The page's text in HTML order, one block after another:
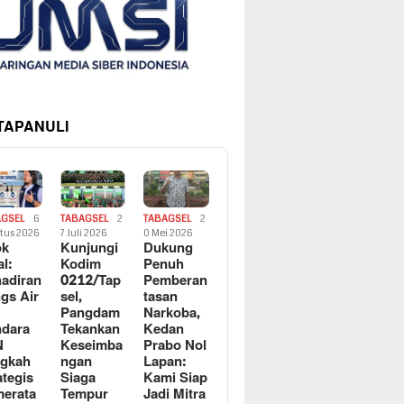
6
2026
Air
TABAGSEL
2
7 Juli 2026
Kunjungi
Kodim
0212/Tap
sel,
Pangdam
Tekankan
Keseimba
ngan
Siaga
Tempur
TABAGSEL
2
0 Mei 2026
Dukung
Penuh
Pemberan
tasan
Narkoba,
Kedan
Prabo Nol
Lapan:
Kami Siap
Jadi Mitra